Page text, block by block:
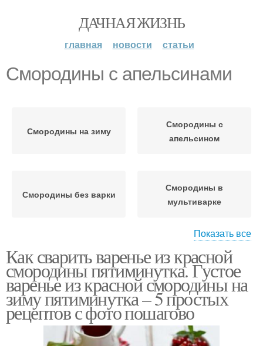
ДАЧНАЯ ЖИЗНЬ
главная новости статьи
Смородины с апельсинами
Смородины на зиму
Смородины с
апельсином
Смородины без варки
Смородины в
мультиварке
смородины
Смородины без
косточек
Показать все
Как сварить варенье из красной
смородины пятиминутка. Густое
варенье из красной смородины на
зиму пятиминутка – 5 простых
рецептов с фото пошагово